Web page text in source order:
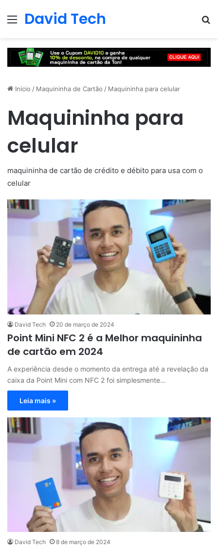
Menu
David Tech
Início / Maquininha de Cartão / Maquininha para celular
Maquininha para
celular
maquininha de cartão de crédito e débito para usa com o
celular
David Tech 20 de março de 2024
Point Mini NFC 2 é a Melhor maquininha
de cartão em 2024
A experiência desde o momento da entrega até a revelação da
caixa da Point Mini com NFC 2 foi simplesmente…
Leia mais »
David Tech 8 de março de 2024